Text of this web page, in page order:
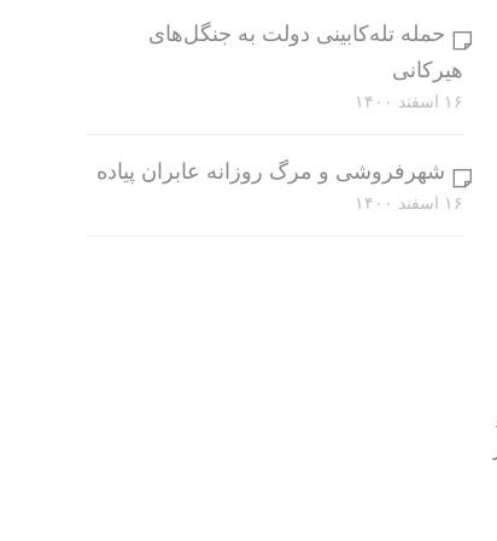
حمله تله‌کابینی دولت به جنگل‌های
هیرکانی
۱۶ اسفند ۱۴۰۰
شهرفروشی و مرگ روزانه عابران پیاده
۱۶ اسفند ۱۴۰۰